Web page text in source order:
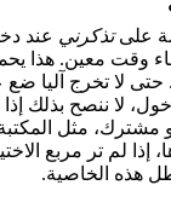
علىتذكرني عند
وقت معين. هذا
لا تخرج آليا
لا ننصح بذلك
مشترك، مثل
إذا لم تر مربع
هذه الخاصية.